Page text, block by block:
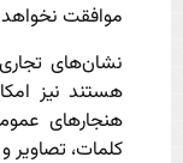
موافقت
نشان‌های
هستند نیز
هنجارهای
کلمات، تصاویر